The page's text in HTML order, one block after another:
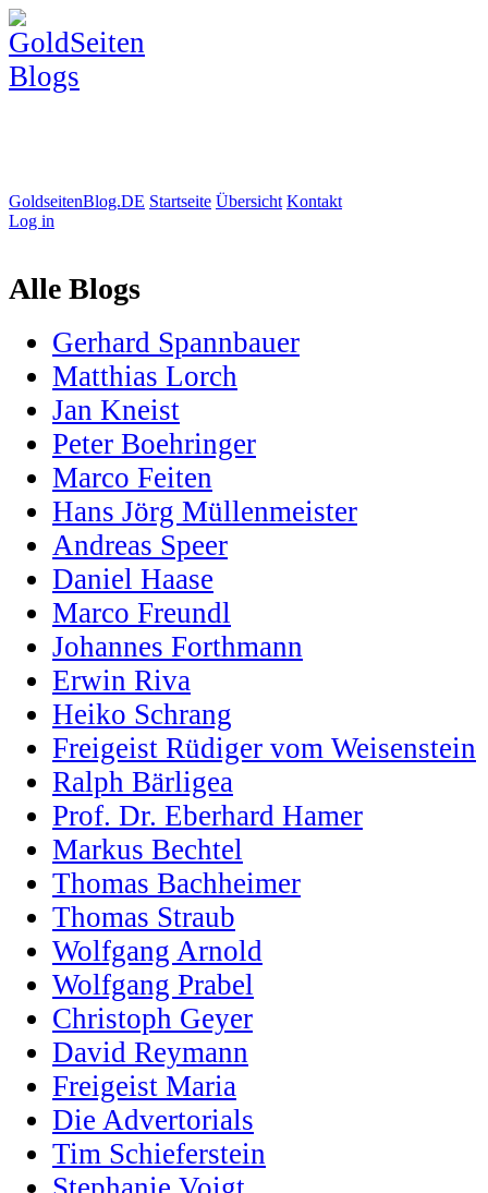
GoldseitenBlog.DE Startseite Übersicht Kontakt
Log in
Alle Blogs
Gerhard Spannbauer
Matthias Lorch
Jan Kneist
Peter Boehringer
Marco Feiten
Hans Jörg Müllenmeister
Andreas Speer
Daniel Haase
Marco Freundl
Johannes Forthmann
Erwin Riva
Heiko Schrang
Freigeist Rüdiger vom Weisenstein
Ralph Bärligea
Prof. Dr. Eberhard Hamer
Markus Bechtel
Thomas Bachheimer
Thomas Straub
Wolfgang Arnold
Wolfgang Prabel
Christoph Geyer
David Reymann
Freigeist Maria
Die Advertorials
Tim Schieferstein